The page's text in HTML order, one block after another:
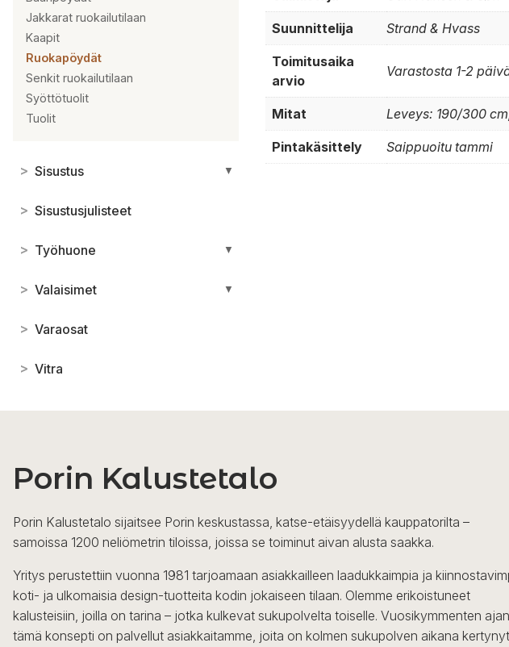
Jakkarat ruokailutilaan
Kaapit
Ruokapöydät
Senkit ruokailutilaan
Syöttötuolit
Tuolit
> Sisustus ▼
> Sisustusjulisteet
> Työhuone ▼
> Valaisimet ▼
> Varaosat
> Vitra
Suunnittelija Strand & Hvass
Toimitusaika
arvio
Varastosta 1-2
Mitat Leveys: 190/300
Pintakäsittely Saippuoitu tammi
Porin Kalustetalo
Porin Kalustetalo sijaitsee Porin keskustassa, katse-etäisyydellä kauppatorilta –
samoissa 1200 neliömetrin tiloissa, joissa se toiminut aivan alusta saakka.
Yritys perustettiin vuonna 1981 tarjoamaan asiakkailleen laadukkaimpia ja
koti- ja ulkomaisia design-tuotteita kodin jokaiseen tilaan. Olemme erikoistuneet
kalusteisiin, joilla on tarina – jotka kulkevat sukupolvelta toiselle. Vuosikymmenten ajan
tämä konsepti on palvellut asiakkaitamme, joita on kolmen sukupolven aikana